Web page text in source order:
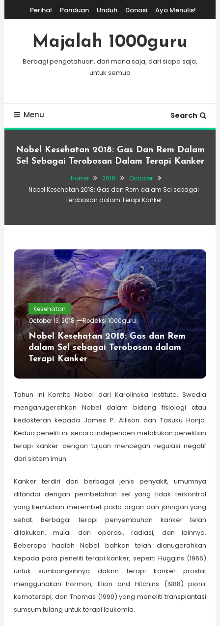
To
Content
Perihal Panduan Unduh Donasi Ayo Menulis!
Majalah 1000guru
Berbagi pengetahuan, dari mana saja, dari siapa saja,
untuk semua
Menu Search
Nobel Kesehatan 2018: Gas Dan Rem Dalam
Sel Sebagai Terobosan Dalam Terapi Kanker
Home 2018
October
Nobel Kesehatan 2018: Gas dan Rem dalam Sel sebagai
Terobosan dalam Terapi Kanker
Kesehatan
October 13, 2018
Redaksi 1000guru
Nobel Kesehatan 2018: Gas dan Rem
dalam Sel sebagai Terobosan dalam
Terapi Kanker
Tahun ini Komite Nobel dari Karolinska Institute, Swedia
menganugerahkan Nobel dalam bidang fisiologi atau
kedokteran kepada James P. Allison dan Tasuku Honjo.
Kedua peneliti ini secara independen melakukan penelitian
terapi kanker dengan tujuan mencegah regulasi negatif
dari sistem imun.
Kanker terdiri dari berbagai jenis penyakit, umumnya
ditandai dengan pembelahan sel yang tidak terkontrol
yang kemudian merembet pada organ dan jaringan yang
sehat. Berbagai terapi penyembuhan kanker telah
dilakukan, mulai dari operasi, radiasi, dan lainnya.
Beberapa hadiah Nobel bahkan telah dianugerahkan
kepada para peneliti terapi kanker, seperti Huggins (1966)
untuk sumbangsihnya dalam terapi kanker prostat
menggunakan hormon, Elion and Hitchins (1988) pionir
kemoterapi, dan Thomas (1990) yang meneliti transplantasi
sumsum tulang untuk terapi leukemia.